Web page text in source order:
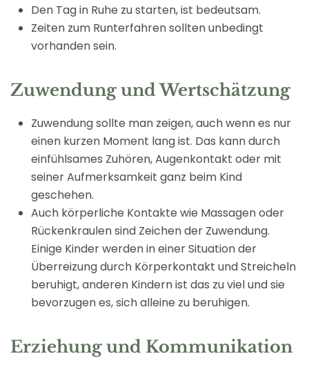
Den Tag in Ruhe zu starten, ist bedeutsam.
Zeiten zum Runterfahren sollten unbedingt
vorhanden sein.
Zuwendung und Wertschätzung
Zuwendung sollte man zeigen, auch wenn es nur
einen kurzen Moment lang ist. Das kann durch
einfühlsames Zuhören, Augenkontakt oder mit
seiner Aufmerksamkeit ganz beim Kind
geschehen.
Auch körperliche Kontakte wie Massagen oder
Rückenkraulen sind Zeichen der Zuwendung.
Einige Kinder werden in einer Situation der
Überreizung durch Körperkontakt und Streicheln
beruhigt, anderen Kindern ist das zu viel und sie
bevorzugen es, sich alleine zu beruhigen.
Erziehung und Kommunikation